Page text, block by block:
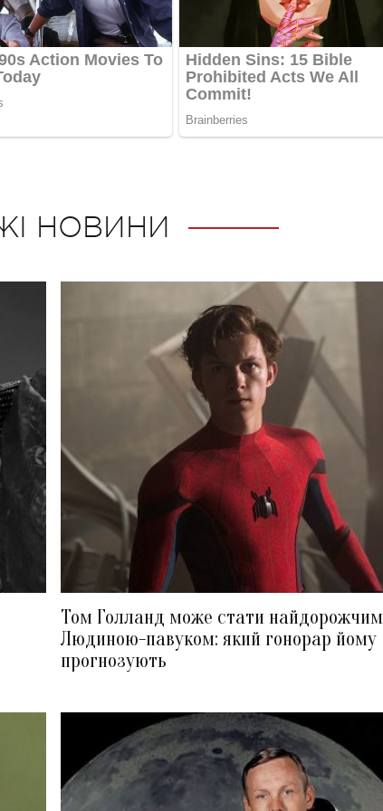
НОВИНИ
Том Голланд може стати найдорожчим
Людиною-павуком: який гонорар йому
прогнозують